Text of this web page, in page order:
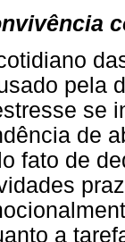
pela
se
de
fato de
a